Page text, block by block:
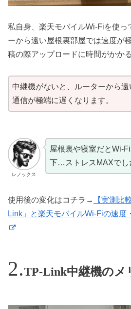
私自身、楽天モバイルWi-Fiを使っ
ーから遠い屋根裏部屋では速度が
稿の際アップロードに時間がかか
中継機がないと、ルーターから遠
通信が極端に遅くなります。
レノックス
屋根裏や寝室だとWi-
下…ストレスMAXでし
使用後の変化はコチラ→
【実測比
Link」と楽天モバイルWi-Fiの速度
TP-Link中継機のメ